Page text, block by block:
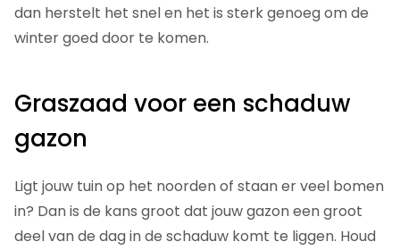
dan herstelt het snel en het is sterk genoeg om de
winter goed door te komen.
Graszaad voor een schaduw
gazon
Ligt jouw tuin op het noorden of staan er veel bomen
in? Dan is de kans groot dat jouw gazon een groot
deel van de dag in de schaduw komt te liggen. Houd